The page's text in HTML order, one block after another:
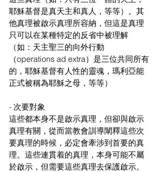
耶穌基督是真天主和真人，等等）。其
他真理被啟示真理所容納，但這是真理
只可以在某種特定的反省中被理解
（如：天主聖三的向外行動
（operations ad extra）是三位共同所有
的，耶穌基督有人性的靈魂，瑪利亞能
正式被稱為耶穌之母，等等）
- 次要對象
這些都本身不是啟示真理，但卻與啟示
真理有關，從而當教會訓導闡釋這些次
要真理的時候，必定會牽涉到首要的真
理。這些連貫着的真理，本身可能不屬
於啟示，但需要這些真理去保護啟示。